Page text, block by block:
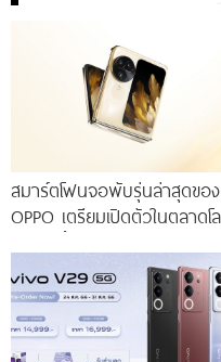
สมาร์ตโฟนจอพับรุ่นล่าสุดของ
OPPO เตรียมเปิดตัวในตลาดโ